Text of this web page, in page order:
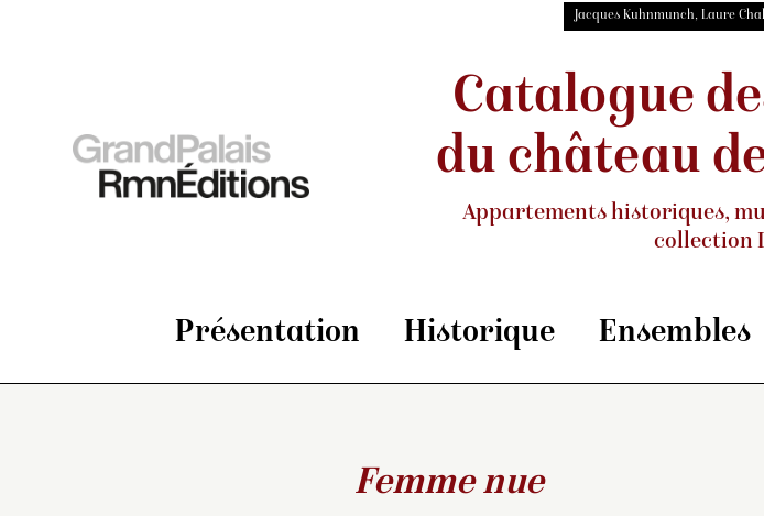
Jacques Kuhnmunch, Laure
Catalogue
du château
Appartements historiques,
collection
Présentation Historique Ensembles
Femme nue